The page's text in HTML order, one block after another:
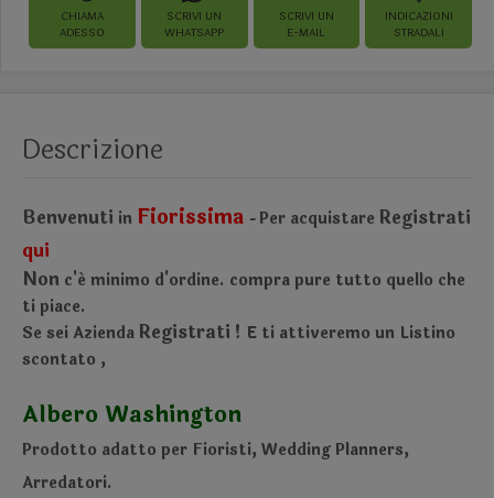
CHIAMA
ADESSO
SCRIVI UN
WHATSAPP
SCRIVI UN
E-MAIL
INDICAZIONI
STRADALI
Descrizione
Benvenuti in Fiorissima - Per acquistare Registrati
qui
Non c'é minimo d'ordine. compra pure tutto quello che
ti piace.
Se sei Azienda Registrati ! E ti attiveremo un Listino
scontato ,
Albero Washington
Prodotto adatto per Fioristi, Wedding Planners,
Arredatori.